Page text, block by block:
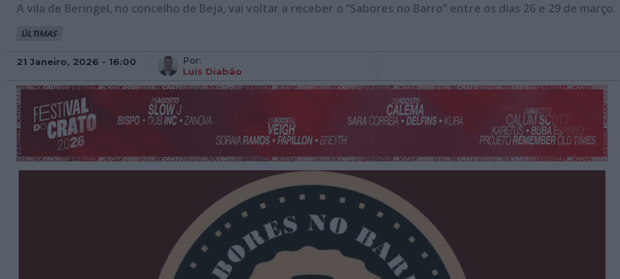
A vila de Beringel, no concelho de Beja, vai voltar a receber o “Sabores no Barro” entre os dias 26 e 29 de março.
ÚLTIMAS
21 Janeiro, 2026 - 16:00
Por:
Luís Diabão